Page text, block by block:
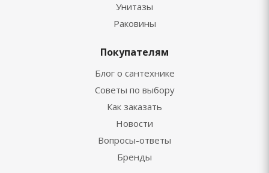
Унитазы
Раковины
Покупателям
Блог о сантехнике
Советы по выбору
Как заказать
Новости
Вопросы-ответы
Бренды